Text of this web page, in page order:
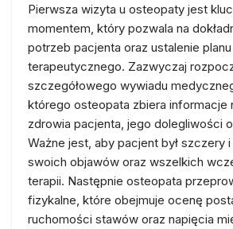
Pierwsza wizyta u osteopaty jest
momentem, który pozwala na
potrzeb pacjenta oraz ustalenie planu
terapeutycznego. Zazwyczaj
szczegółowego wywiadu
którego osteopata zbiera informacje
zdrowia pacjenta, jego dolegliwości
Ważne jest, aby pacjent był szczery
swoich objawów oraz wszelkich
terapii. Następnie osteopata
fizykalne, które obejmuje ocenę
ruchomości stawów oraz napięcia